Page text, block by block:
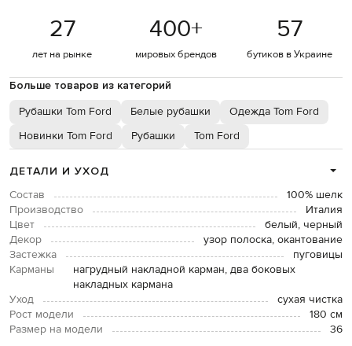
27
лет на рынке
400+
мировых брендов
57
бутиков в Украине
Больше товаров из категорий
Рубашки Tom Ford Белые рубашки
Одежда Tom Ford
Новинки Tom Ford
Рубашки Tom Ford
ДЕТАЛИ И УХОД
Состав
100% шелк
Производство
Италия
Цвет
белый, черный
Декор
узор полоска, окантование
Застежка
пуговицы
Карманы
нагрудный накладной карман, два боковых
накладных кармана
Уход
сухая чистка
Рост модели
180 см
Размер на модели
36